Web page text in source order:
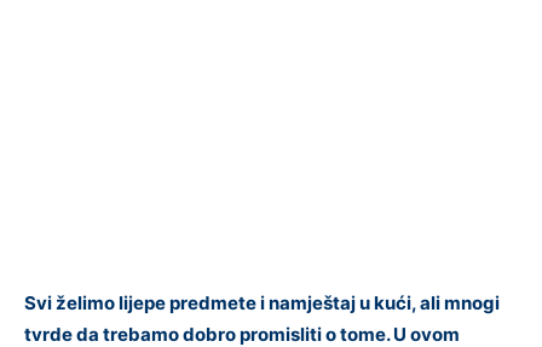
Svi želimo lijepe predmete i namještaj u kući, ali mnogi
tvrde da trebamo dobro promisliti o tome. U ovom